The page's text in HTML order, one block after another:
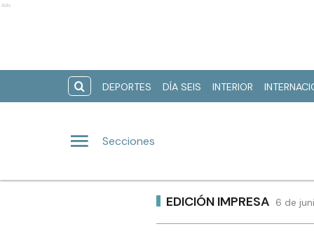
Ads
DEPORTES DÍA SEIS INTERIOR
Secciones
EDICIÓN IMPRESA 6 de